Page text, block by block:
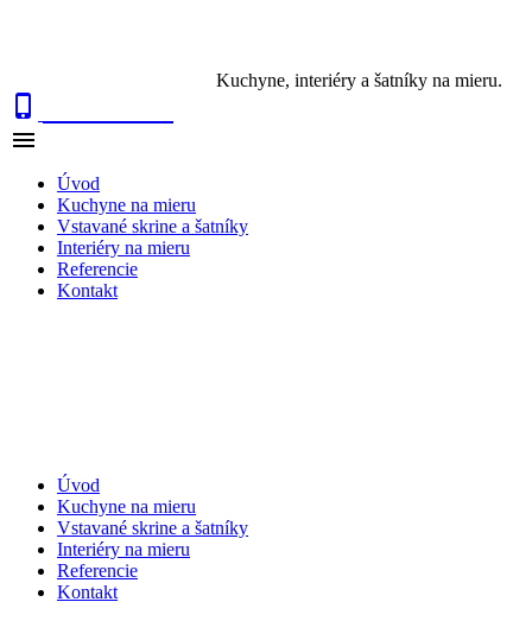
Kuchyne, interiéry a šatníky na mieru.


Úvod
Kuchyne na mieru
Vstavané skrine a šatníky
Interiéry na mieru
Referencie
Kontakt
Úvod
Kuchyne na mieru
Vstavané skrine a šatníky
Interiéry na mieru
Referencie
Kontakt